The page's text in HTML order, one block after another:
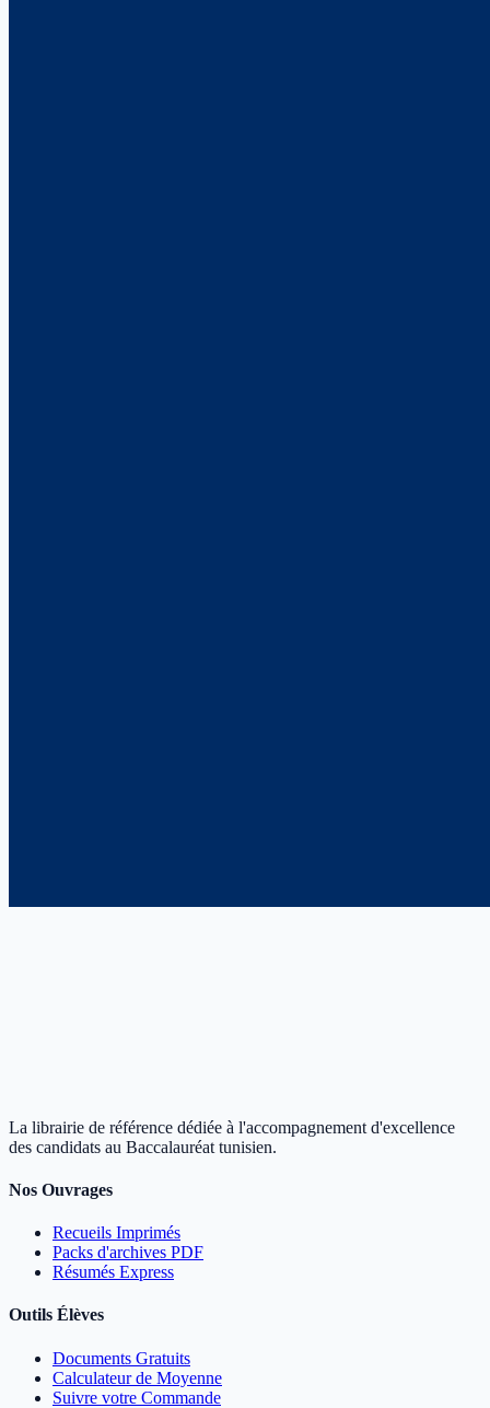
La librairie de référence dédiée à l'accompagnement d'excellence
des candidats au Baccalauréat tunisien.
Nos Ouvrages
Recueils Imprimés
Packs d'archives PDF
Résumés Express
Outils Élèves
Documents Gratuits
Calculateur de Moyenne
Suivre votre Commande